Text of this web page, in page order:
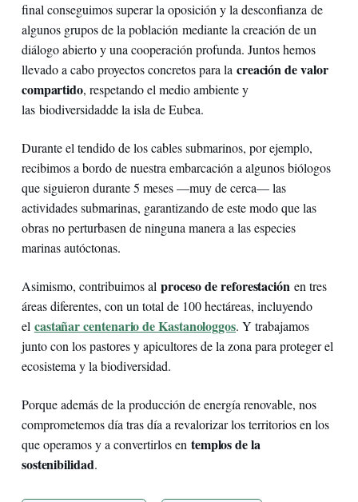
final conseguimos superar la oposición y la desconfianza de
algunos grupos de la población mediante la creación de un
diálogo abierto y una cooperación profunda. Juntos hemos
llevado a cabo proyectos concretos para la creación de valor
compartido, respetando el medio ambiente y
las biodiversidadde la isla de Eubea.
Durante el tendido de los cables submarinos, por ejemplo,
recibimos a bordo de nuestra embarcación a algunos biólogos
que siguieron durante 5 meses —muy de cerca— las
actividades submarinas, garantizando de este modo que las
obras no perturbasen de ninguna manera a las especies
marinas autóctonas.
Asimismo, contribuimos al proceso de reforestaciónen tres
áreas diferentes, con un total de 100 hectáreas, incluyendo
el castañar centenario de Kastanologgos. Y trabajamos
junto con los pastores y apicultores de la zona para proteger el
ecosistema y la biodiversidad.
Porque además de la producción de energía renovable, nos
comprometemos día tras día a revalorizar los territorios en los
que operamos y a convertirlos en templos de la
sostenibilidad.